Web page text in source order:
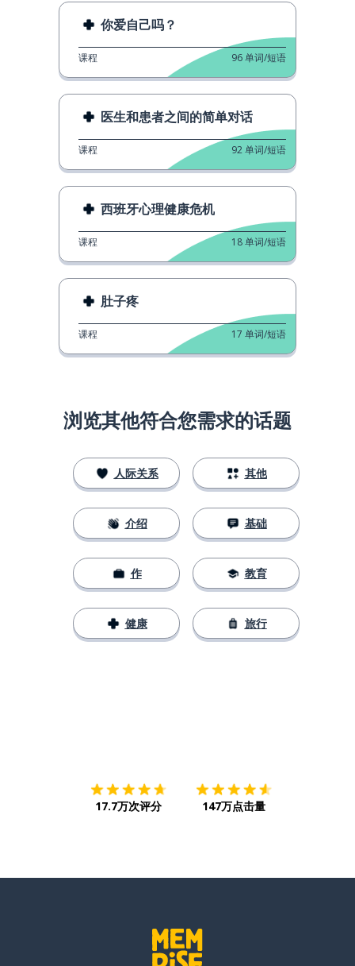
你爱自己吗？
课程 96单词/短语
医生和患者之间的简单对话
课程 92单词/短语
西班牙心理健康危机
课程 18单词/短语
肚子疼
课程 17 单词/短语
浏览其他符合您需求的话题
人际关系
介绍
作
健康
其他
基础
教育
旅行
17.7万次评分 147万点击量